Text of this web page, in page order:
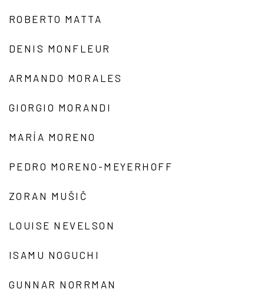
ROBERTO MATTA
DENIS MONFLEUR
ARMANDO MORALES
GIORGIO MORANDI
MARÍA MORENO
PEDRO MORENO-MEYERHOFF
ZORAN MUŠIČ
LOUISE NEVELSON
ISAMU NOGUCHI
GUNNAR NORRMAN